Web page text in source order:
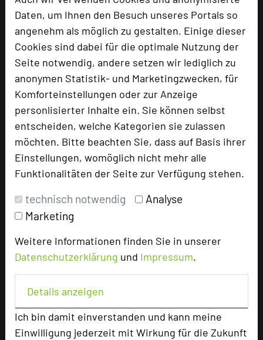
Daten, um Ihnen den Besuch unseres Portals so
angenehm als möglich zu gestalten. Einige dieser
Cookies sind dabei für die optimale Nutzung der
Seite notwendig, andere setzen wir lediglich zu
anonymen Statistik- und Marketingzwecken, für
Komforteinstellungen oder zur Anzeige
personlisierter Inhalte ein. Sie können selbst
entscheiden, welche Kategorien sie zulassen
möchten. Bitte beachten Sie, dass auf Basis ihrer
Einstellungen, womöglich nicht mehr alle
Funktionalitäten der Seite zur Verfügung stehen.
technisch notwendig
Analyse
Marketing
Weitere Informationen finden Sie in unserer
Datenschutzerklärung und Impressum.
Details anzeigen
Ich bin damit einverstanden und kann meine
Einwilligung jederzeit mit Wirkung für die Zukunft
zur Tagungsanfrage hinzufügen add_circle
Bewertung
Tagungsplaner
Tagungsleiter
Tagungsteilnehmer
Hoteldaten
Max. Tagungskapazität (Personen)
U-Form
35
Parlamentarisch
Reihenbestuhlung
130